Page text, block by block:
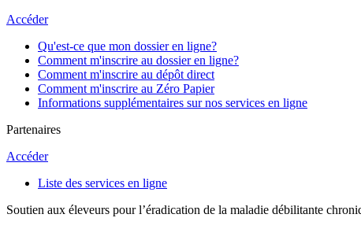
Accéder
Qu'est-ce que mon dossier en ligne?
Comment m'inscrire au dossier en ligne?
Comment m'inscrire au dépôt direct
Comment m'inscrire au Zéro Papier
Informations supplémentaires sur nos services en ligne
Partenaires
Accéder
Liste des services en ligne
Soutien aux éleveurs pour l’éradication de la maladie débilitante